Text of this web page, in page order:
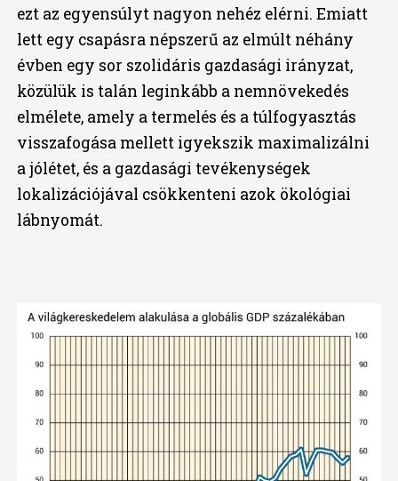
ezt az egyensúlyt nagyon nehéz elérni. Emiatt
lett egy csapásra népszerű az elmúlt néhány
évben egy sor szolidáris gazdasági irányzat,
közülük is talán leginkább a nemnövekedés
elmélete, amely a termelés és a túlfogyasztás
visszafogása mellett igyekszik maximalizálni
a jólétet, és a gazdasági tevékenységek
lokalizációjával csökkenteni azok ökológiai
lábnyomát.